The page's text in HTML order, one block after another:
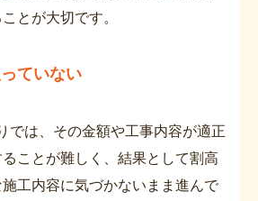
とが大切です。
ていない
では、その金額や工事内容が適正
ことが難しく、結果として割高
工内容に気づかないまま進んで